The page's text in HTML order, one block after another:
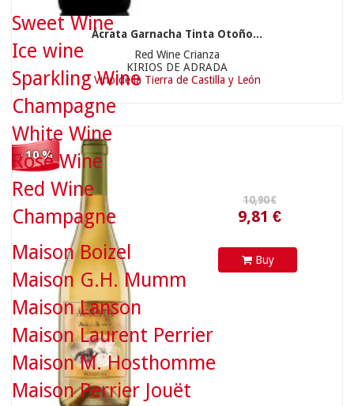
Ácrata Garnacha Tinta Otoño...
Red Wine Crianza
KIRIOS DE ADRADA
Vino de la Tierra de Castilla y León
- 10 %
9,81 €
Buy
Sweet Wine
Ice wine
Sparkling Wine
Champagne
White Wine
Rosé Wine
Red Wine
Champagne
Maison Boizel
Maison G.H. Mumm
Maison Lanson
Maison Laurent Perrier
Maison M. Hosthomme
Maison Perrier Jouët